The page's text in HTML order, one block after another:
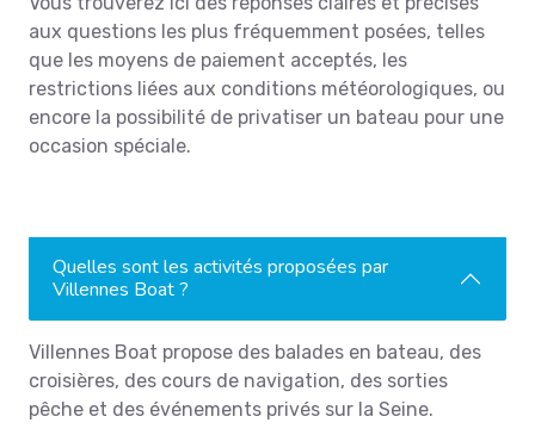
aux questions les plus fréquemment posées, telles
que les moyens de paiement acceptés, les
restrictions liées aux conditions météorologiques, ou
encore la possibilité de privatiser un bateau pour une
occasion spéciale.
Quelles sont les activités proposées par
Villennes Boat ?
Villennes Boat propose des balades en bateau, des
croisières, des cours de navigation, des sorties
pêche et des événements privés sur la Seine.